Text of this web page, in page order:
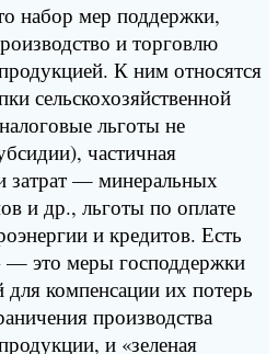
набор мер поддержки,
и торговлю
К ним относятся
сельскохозяйственной
льготы не
частичная
затрат — минеральных
и др., льготы по оплате
и кредитов. Есть
— это меры господдержки
для компенсации их потерь
производства
и «зеленая